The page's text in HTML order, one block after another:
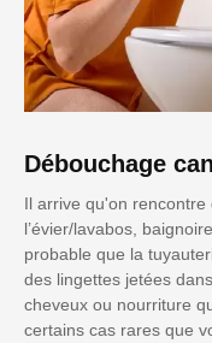
Débouchage
Il arrive qu'on rencontre
l’évier/lavabos,
probable que la
des lingettes jetées
cheveux ou nourriture
certains cas rares que